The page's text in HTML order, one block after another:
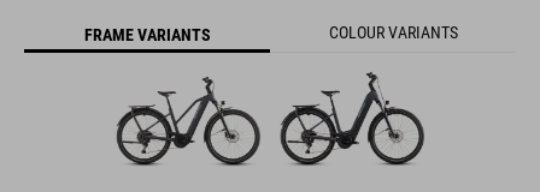
FRAME VARIANTS COLOUR VARIANTS